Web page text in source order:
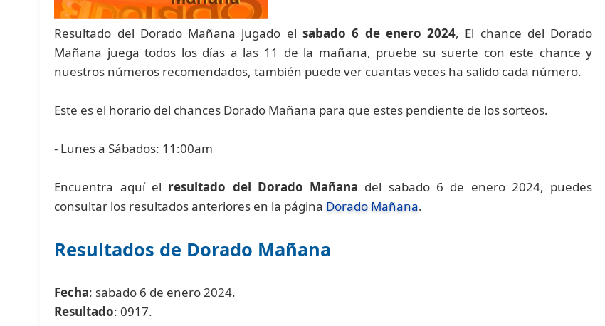
Resultado del Dorado Mañana jugado el sabado 6 de enero 2024, El chance del Dorado
Mañana juega todos los días a las 11 de la mañana, pruebe su suerte con este chance y
nuestros números recomendados, también puede ver cuantas veces ha salido cada número.
Este es el horario del chances Dorado Mañana para que estes pendiente de los sorteos.
- Lunes a Sábados: 11:00am
Encuentra aquí el resultado del Dorado Mañana del sabado 6 de enero 2024, puedes
consultar los resultados anteriores en la página Dorado Mañana.
Resultados de Dorado Mañana
Fecha: sabado 6 de enero 2024.
Resultado: 0917.